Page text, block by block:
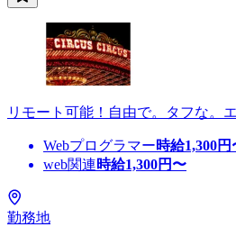
リモート可能！自由で。タフな。
Webプログラマー時給1,300円
web関連時給1,300円〜
勤務地